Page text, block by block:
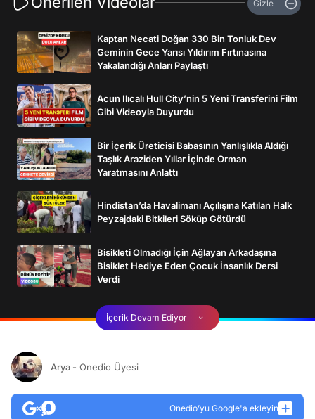
Gizle
Kaptan Necati Doğan 330 Bin Tonluk Dev
Geminin Gece Yarısı Yıldırım Fırtınasına
Yakalandığı Anları Paylaştı
Acun Ilıcalı Hull City’nin 5 Yeni Transferini Film
Gibi Videoyla Duyurdu
Bir İçerik Üreticisi Babasının Yanlışlıkla Aldığı
Taşlık Araziden Yıllar İçinde Orman
Yaratmasını Anlattı
Hindistan’da Havalimanı Açılışına Katılan Halk
Peyzajdaki Bitkileri Söküp Götürdü
Bisikleti Olmadığı İçin Ağlayan Arkadaşına
Bisiklet Hediye Eden Çocuk İnsanlık Dersi
Verdi
İçerik Devam Ediyor
Arya - Onedio Üyesi
Onedio’yu Google'a ekleyin